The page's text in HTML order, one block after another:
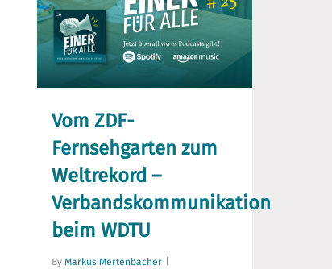
Vom ZDF-
Fernsehgarten zum
Weltrekord –
Verbandskommunikation
beim WDTU
By Markus Mertenbacher